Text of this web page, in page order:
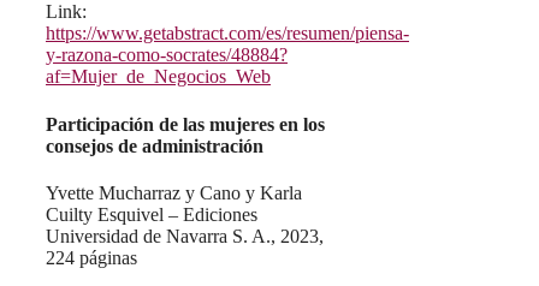
Link:
https://www.getabstract.com/es/resumen/piensa-
y-razona-como-socrates/48884?
af=Mujer_de_Negocios_Web
Participación de las mujeres en los
consejos de administración
Yvette Mucharraz y Cano y Karla
Cuilty Esquivel – Ediciones
Universidad de Navarra S. A., 2023,
224 páginas